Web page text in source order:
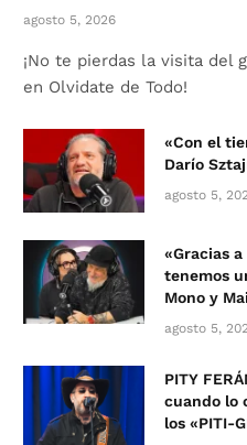
agosto 5, 2026
¡No te pierdas la visita del
en Olvidate de Todo!
«Con el
Darío
agosto 5,
«Gracias
tenemos
Mono y
agosto 5,
PITY
cuando lo
los «PITI-